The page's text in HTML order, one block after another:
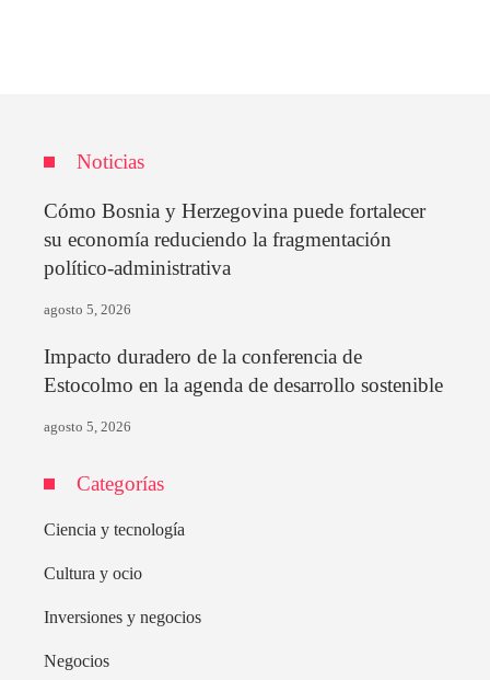
Noticias
Cómo Bosnia y Herzegovina puede fortalecer
su economía reduciendo la fragmentación
político-administrativa
agosto 5, 2026
Impacto duradero de la conferencia de
Estocolmo en la agenda de desarrollo sostenible
agosto 5, 2026
Categorías
Ciencia y tecnología
Cultura y ocio
Inversiones y negocios
Negocios